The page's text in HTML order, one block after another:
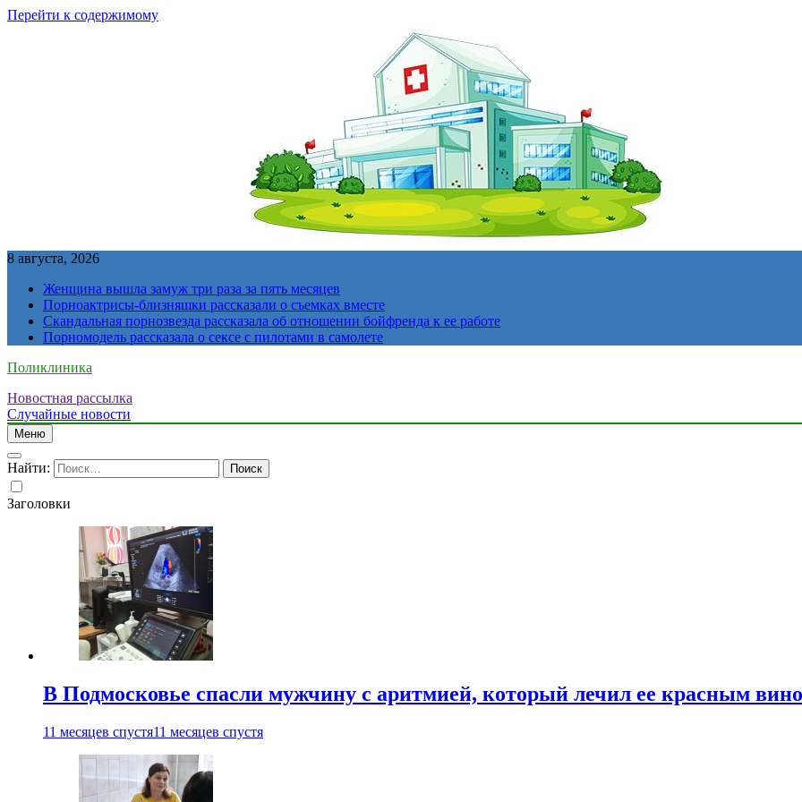
Перейти к содержимому
8 августа, 2026
Женщина вышла замуж три раза за пять месяцев
Порноактрисы-близняшки рассказали о съемках вместе
Скандальная порнозвезда рассказала об отношении бойфренда к ее работе
Порномодель рассказала о сексе с пилотами в самолете
Поликлиника
Новостная рассылка
Случайные новости
Меню
Найти:
Заголовки
В Подмосковье спасли мужчину с аритмией, который лечил ее красным
11 месяцев спустя11 месяцев спустя